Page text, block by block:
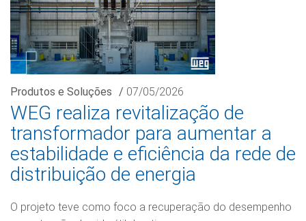
Produtos e Soluções / 07/05/2026
WEG realiza revitalização de
transformador para aumentar a
estabilidade e eficiência da rede de
distribuição de energia
O projeto teve como foco a recuperação do desempenho